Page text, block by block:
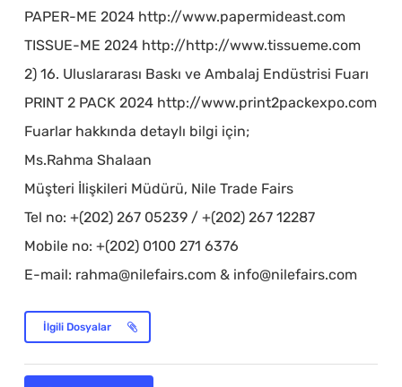
PAPER-ME 2024 http://www.papermideast.com
TISSUE-ME 2024 http://http://www.tissueme.com
2) 16. Uluslararası Baskı ve Ambalaj Endüstrisi Fuarı
PRINT 2 PACK 2024 http://www.print2packexpo.com
Fuarlar hakkında detaylı bilgi için;
Ms.Rahma Shalaan
Müşteri İlişkileri Müdürü, Nile Trade Fairs
Tel no: +(202) 267 05239 / +(202) 267 12287
Mobile no: +(202) 0100 271 6376
E-mail: rahma@nilefairs.com & info@nilefairs.com
İlgili Dosyalar